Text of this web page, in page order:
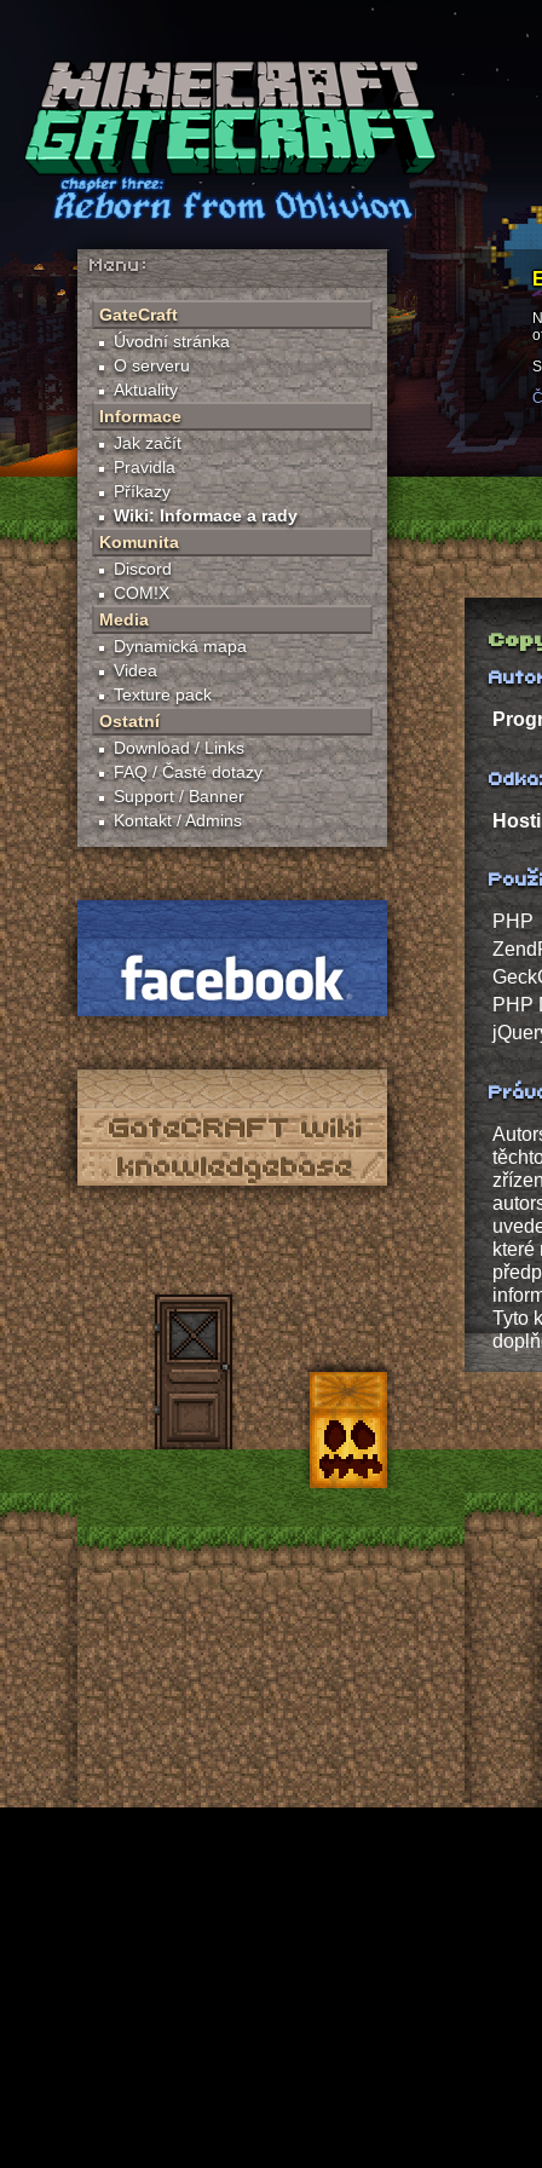
Menu:
GateCraft
Úvodní stránka
O serveru
Aktuality
Informace
Jak začít
Pravidla
Příkazy
Wiki: Informace a rady
Komunita
Discord
COM!X
Media
Dynamická mapa
Videa
Texture pack
Ostatní
Download / Links
FAQ / Časté dotazy
Support / Banner
Kontakt / Admins
PHP
PHP
které
Tyto